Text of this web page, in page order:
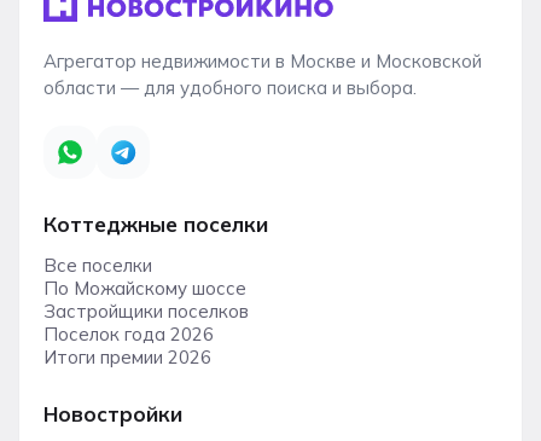
Агрегатор недвижимости в Москве и Московской
области — для удобного поиска и выбора.
Коттеджные поселки
Все поселки
По Можайскому шоссе
Застройщики поселков
Поселок года 2026
Итоги премии 2026
Новостройки